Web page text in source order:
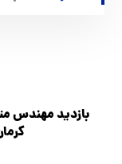
بازدید مهندس